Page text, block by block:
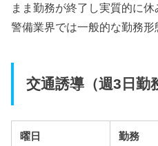
まま勤務が終了し実質的に休
警備業界では一般的な勤務形
交通誘導（週3日勤
曜日 勤務